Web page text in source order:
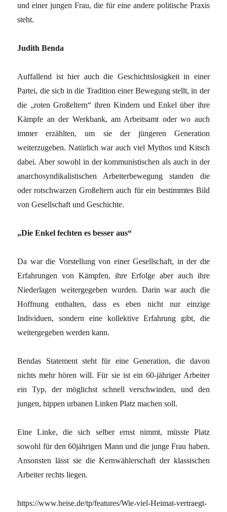
und einer jungen Frau, die für eine andere politische Praxis
steht.
Judith Benda
Auffallend ist hier auch die Geschichtslosigkeit in einer
Partei, die sich in die Tradition einer Bewegung stellt, in der
die „roten Großeltern“ ihren Kindern und Enkel über ihre
Kämpfe an der Werkbank, am Arbeitsamt oder wo auch
immer erzählten, um sie der jüngeren Generation
weiterzugeben. Natürlich war auch viel Mythos und Kitsch
dabei. Aber sowohl in der kommunistischen als auch in der
anarchosyndikalistischen Arbeiterbewegung standen die
oder rotschwarzen Großeltern auch für ein bestimmtes Bild
von Gesellschaft und Geschichte.
„Die Enkel fechten es besser aus“
Da war die Vorstellung von einer Gesellschaft, in der die
Erfahrungen von Kämpfen, ihre Erfolge aber auch ihre
Niederlagen weitergegeben wurden. Darin war auch die
Hoffnung enthalten, dass es eben nicht nur einzige
Individuen, sondern eine kollektive Erfahrung gibt, die
weitergegeben werden kann.
Bendas Statement steht für eine Generation, die davon
nichts mehr hören will. Für sie ist ein 60-jähriger Arbeiter
ein Typ, der möglichst schnell verschwinden, und den
jungen, hippen urbanen Linken Platz machen soll.
Eine Linke, die sich selber ernst nimmt, müsste Platz
sowohl für den 60jährigen Mann und die junge Frau haben.
Ansonsten lässt sie die Kernwählerschaft der klassischen
Arbeiter rechts liegen.
https://www.heise.de/tp/features/Wie-viel-Heimat-vertraegt-